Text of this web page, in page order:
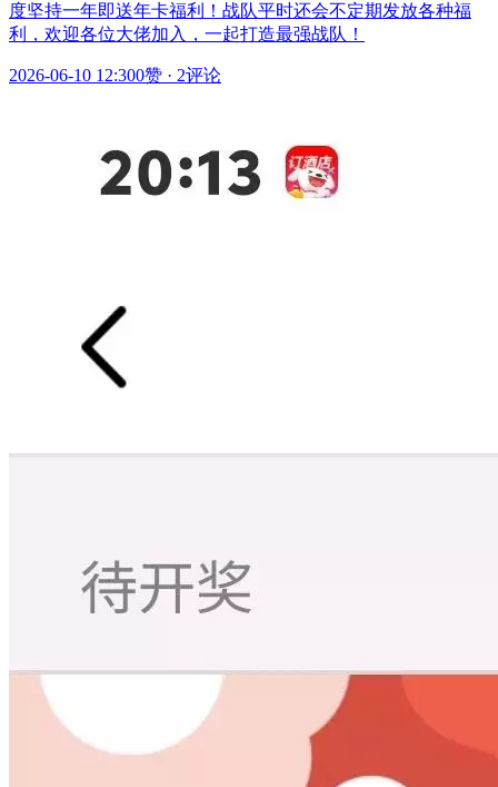
度坚持一年即送年卡福利！战队平时还会不定期发放各种福
利，欢迎各位大佬加入，一起打造最强战队！
2026-06-10 12:300赞 · 2评论